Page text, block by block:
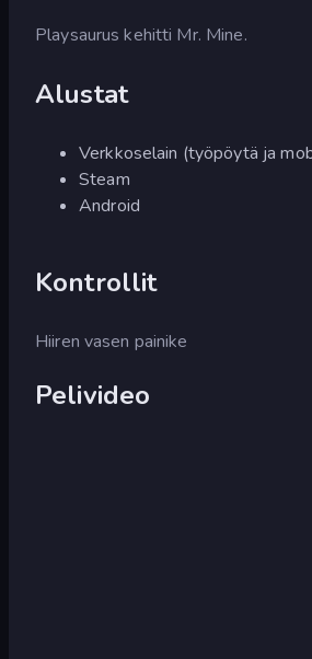
Playsaurus kehitti Mr. Mine.
Alustat
Verkkoselain (työpöytä ja
Steam
Android
Kontrollit
Hiiren vasen painike
Pelivideo